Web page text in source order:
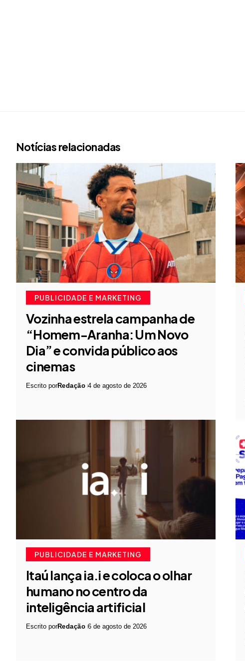
Notícias relacionadas
PUBLICIDADE E MARKETING
Vozinha estrela campanha de
“Homem-Aranha: Um Novo
Dia” e convida público aos
cinemas
Escrito porRedação 4 de agosto de 2026
PUBLICIDADE E MARKETING
Itaú lança ia.i e coloca o olhar
humano no centro da
inteligência artificial
Escrito porRedação 6 de agosto de 2026